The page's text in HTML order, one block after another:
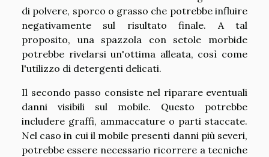
di polvere, sporco o grasso che potrebbe influire
negativamente sul risultato finale. A tal
proposito, una spazzola con setole morbide
potrebbe rivelarsi un'ottima alleata, così come
l'utilizzo di detergenti delicati.
Il secondo passo consiste nel riparare eventuali
danni visibili sul mobile. Questo potrebbe
includere graffi, ammaccature o parti staccate.
Nel caso in cui il mobile presenti danni più severi,
potrebbe essere necessario ricorrere a tecniche